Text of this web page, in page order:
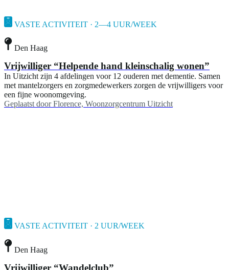
VASTE ACTIVITEIT · 2—4 UUR/WEEK
Den Haag
Vrijwilliger “Helpende hand kleinschalig wonen”
In Uitzicht zijn 4 afdelingen voor 12 ouderen met dementie. Samen
met mantelzorgers en zorgmedewerkers zorgen de vrijwilligers voor
een fijne woonomgeving.
Geplaatst door Florence, Woonzorgcentrum Uitzicht
VASTE ACTIVITEIT · 2 UUR/WEEK
Den Haag
Vrijwilliger “Wandelclub”